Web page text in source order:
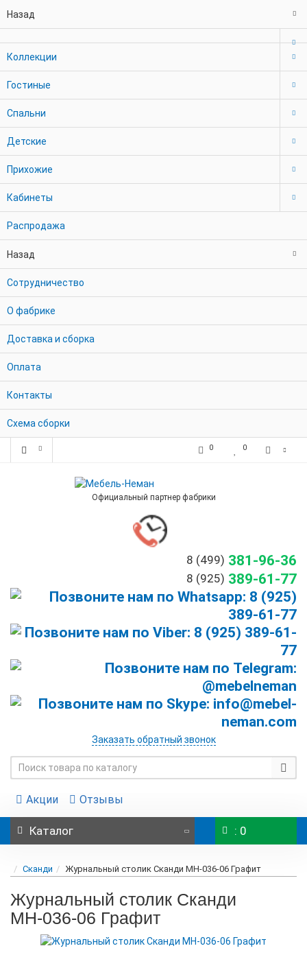
Назад
Коллекции
Гостиные
Спальни
Детские
Прихожие
Кабинеты
Распродажа
Назад
Сотрудничество
О фабрике
Доставка и сборка
Оплата
Контакты
Схема сборки
0 0
Официальный партнер фабрики
8 (499) 381-96-36
8 (925) 389-61-77
Заказать обратный звонок
Акции Отзывы
Каталог : 0
Сканди Журнальный столик Сканди МН-036-06 Графит
Журнальный столик Сканди
МН-036-06 Графит